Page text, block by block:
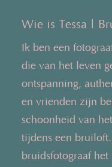
Wie is Tessa |
Ik ben een
die van het leven
ontspanning,
en vrienden zijn
schoonheid van
tijdens een
bruidsfotograaf